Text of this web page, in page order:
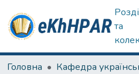
та
Головна